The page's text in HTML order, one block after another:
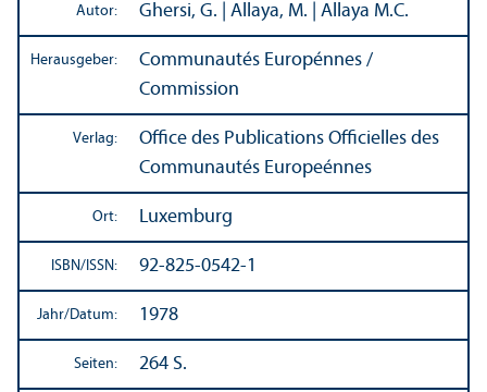
Autor: Ghersi, G. | Allaya, M. | Allaya M.C.
Herausgeber:
Communautés Europénnes /
Commission
Verlag:
Office des Publications Officielles des
Communautés Europeénnes
Ort: Luxemburg
ISBN/ISSN: 92-825-0542-1
Jahr/Datum: 1978
Seiten: 264 S.